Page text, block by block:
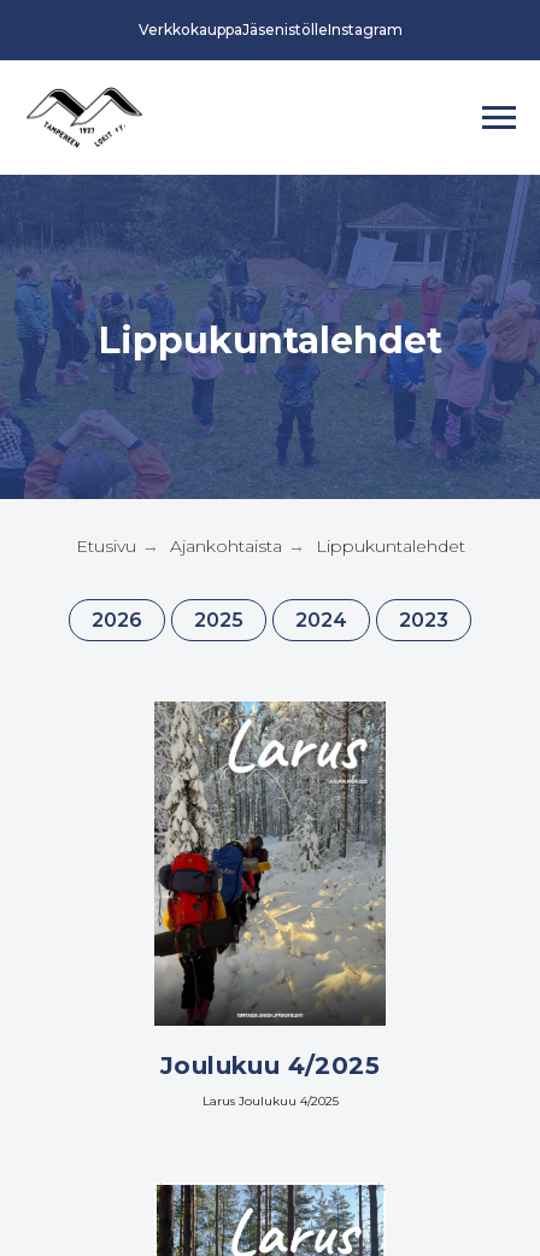
VerkkokauppaJäsenistölleInstagram
Lippukuntalehdet
Etusivu → Ajankohtaista → Lippukuntalehdet
2026 2025 2024 2023
Joulukuu 4/2025
Larus Joulukuu 4/2025